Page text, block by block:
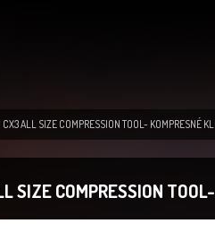
CX3 ALL SIZE COMPRESSION TOOL- KOMPRESNÉ
SIZE COMPRESSION